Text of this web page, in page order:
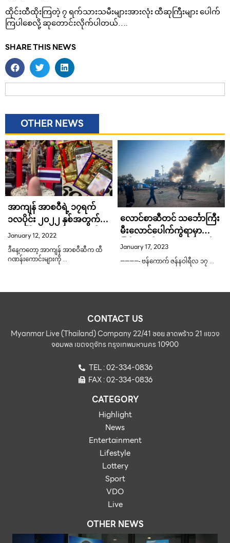
ထိုင်းထီထိုးကြတဲ့ ၇ ရက်သားသမီးများအားလုံး ထီဆုကြီးများ ပေါက်
ကြပါစေလို့ ဆုတောင်းလိုက်ပါတယ်….
SHARE THIS NEWS
OTHER NEWS
အာကျန် အာစဝီရဲ့ ၁၇ရက်
၁လပိုင်း ၂၀၂၂ နှစ်အတွက်
ထီခေါ်အမွေးတိုင် ထီဂဏန်း
များလာပါပြီ
January 12, 2022
ဒီနေ့ကတော့ အာကျန် အာစဝီဆီက ထီ
ဂဏန်းကောင်းများကို …
လောင်စာဆီတင် သင်္ဘောကြီး
မီးလောင်ပေါက်ကွဲရာမှာ
မြန်မာလုပ်သားတွေ ထိခိုက်မှု
ရှိတယ်ဟုဆို
January 17, 2023
————- ဗန်ကောက် ဇန်နဝါရီလ ၁၇ …
CONTACT US
Myanmar Live (Thailand) Company 22/41 ซอย ลาดพร้าว 21 แขวง
จอมพล เขตจตุจักร กรุงเทพมหานคร 10900
TEL : 02-334-0836
FAX : 02-334-0836
CATEGORY
Highlight
News
Entertainment
Lifestyle
Lottery
Sport
VDO
Live
OTHER NEWS